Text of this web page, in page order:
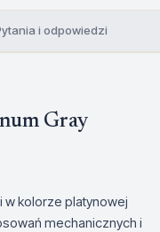
i odpowiedzi
Gray
w kolorze platynowej
mechanicznych i